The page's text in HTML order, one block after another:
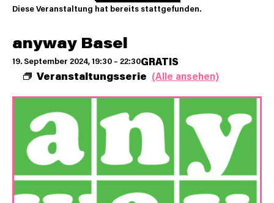
Diese Veranstaltung hat bereits stattgefunden.
anyway Basel
19. September 2024, 19:30 – 22:30
Veranstaltungsserie (Alle ansehen)
GRATIS